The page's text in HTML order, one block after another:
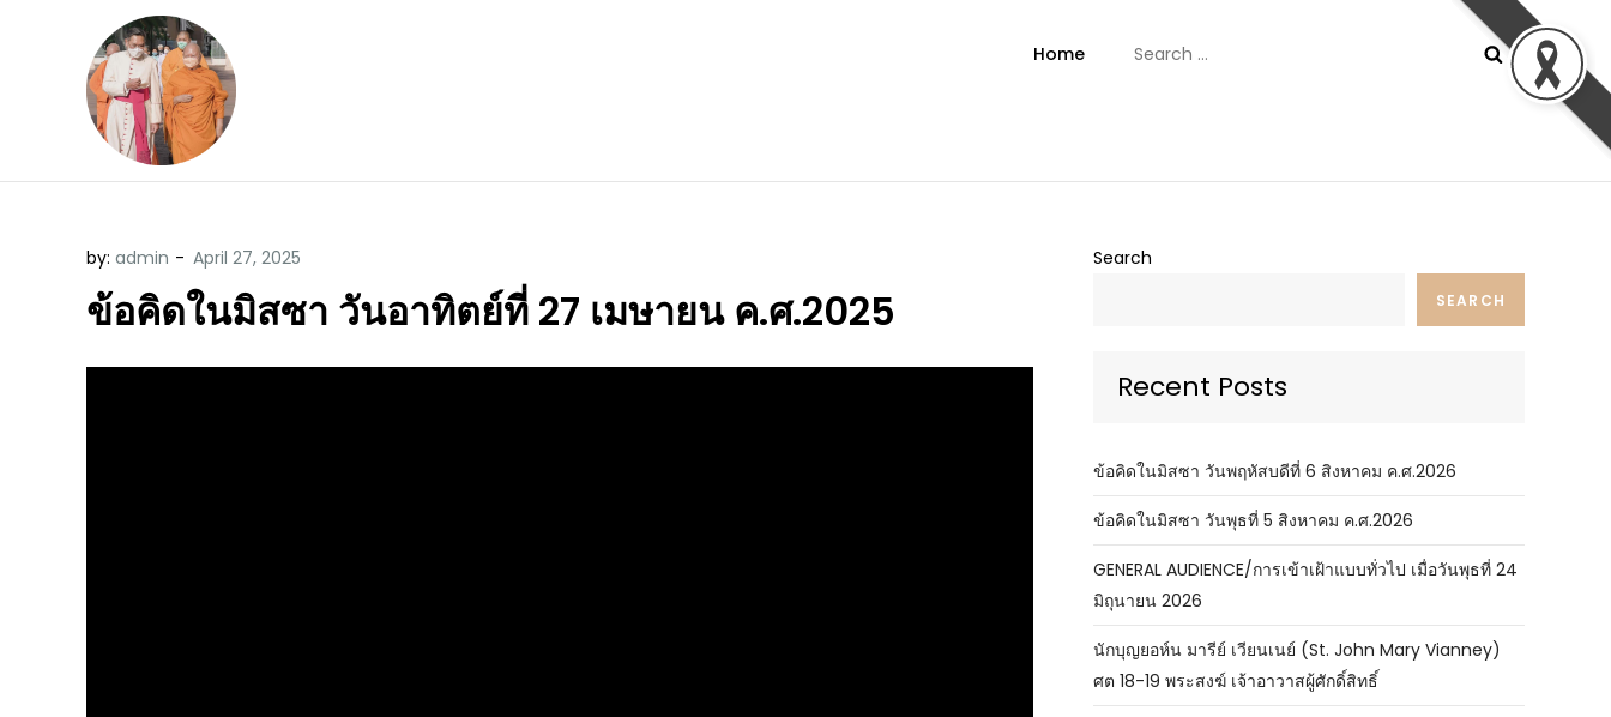
Home
for:
by: admin
ข้อคิดในมิสซา วันอาทิตย์ที่ 27 เมษายน ค.ศ.2025
Search
SEARCH
Recent Posts
ข้อคิดในมิสซา วันพฤหัสบดีที่ 6 สิงหาคม ค.ศ.2026
ข้อคิดในมิสซา วันพุธที่ 5 สิงหาคม ค.ศ.2026
GENERAL AUDIENCE/การเข้าเฝ้าแบบทั่วไป เมื่อวันพุธที่ 24
มิถุนายน 2026
นักบุญยอห์น มารีย์ เวียนเนย์ (St. John Mary Vianney)
ศต 18-19 พระสงฆ์ เจ้าอาวาสผู้ศักดิ์สิทธิ์